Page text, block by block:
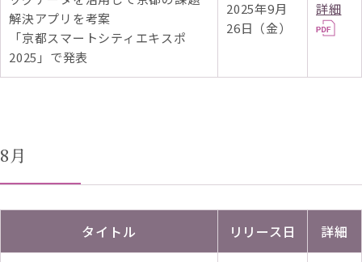
解決アプリを考案
「京都スマートシティエキスポ
2025」で発表
2025年9月
26日（金）
詳細
8月
タイトル リリース日 詳細